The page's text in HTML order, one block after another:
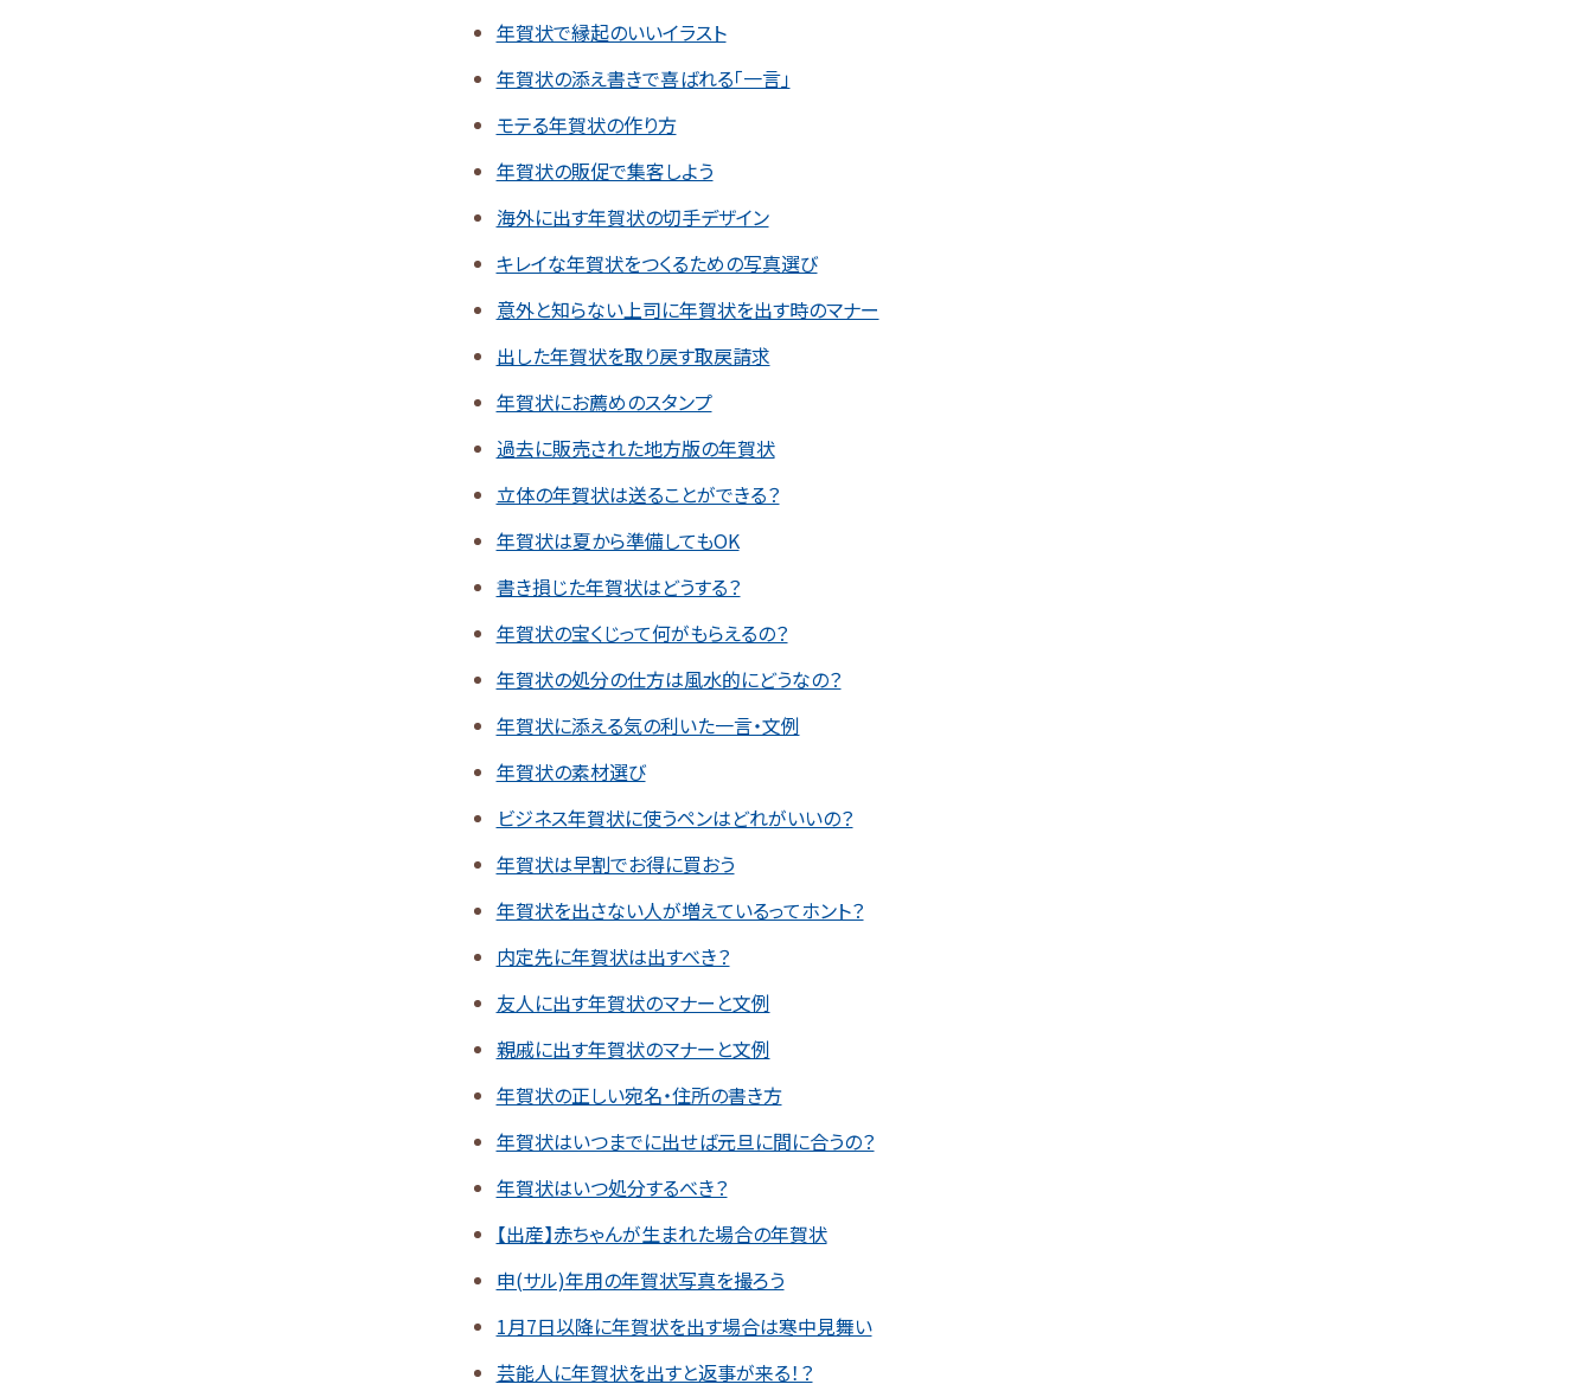
年賀状で縁起のいいイラスト
年賀状の添え書きで喜ばれる「一言」
モテる年賀状の作り方
年賀状の販促で集客しよう
海外に出す年賀状の切手デザイン
キレイな年賀状をつくるための写真選び
意外と知らない上司に年賀状を出す時のマナー
出した年賀状を取り戻す取戻請求
年賀状にお薦めのスタンプ
過去に販売された地方版の年賀状
立体の年賀状は送ることができる？
年賀状は夏から準備してもOK
書き損じた年賀状はどうする？
年賀状の宝くじって何がもらえるの？
年賀状の処分の仕方は風水的にどうなの？
年賀状に添える気の利いた一言・文例
年賀状の素材選び
ビジネス年賀状に使うペンはどれがいいの？
年賀状は早割でお得に買おう
年賀状を出さない人が増えているってホント？
内定先に年賀状は出すべき？
友人に出す年賀状のマナーと文例
親戚に出す年賀状のマナーと文例
年賀状の正しい宛名・住所の書き方
年賀状はいつまでに出せば元旦に間に合うの？
年賀状はいつ処分するべき？
【出産】赤ちゃんが生まれた場合の年賀状
申(サル)年用の年賀状写真を撮ろう
1月7日以降に年賀状を出す場合は寒中見舞い
芸能人に年賀状を出すと返事が来る！？